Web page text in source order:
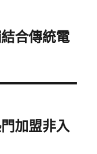
合傳統電
加盟非入